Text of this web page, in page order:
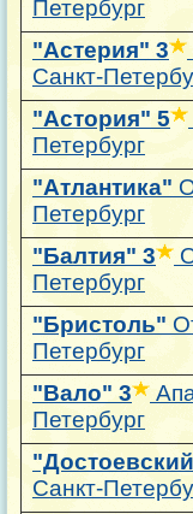
Петербург
"Астерия" 3
Санкт-
"Астория" 5
Петербург
"Атлантика"
Петербург
"Балтия" 3
Петербург
"Бристоль"
Петербург
"Вало" 3
Петербург
Санкт-